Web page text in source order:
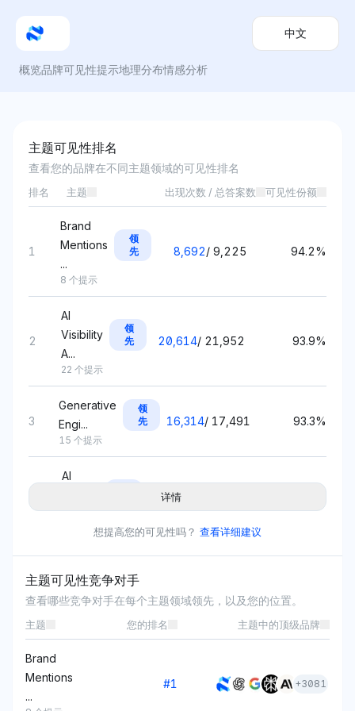
中文
概览品牌可见性提示地理分布情感分析
主题可见性排名
查看您的品牌在不同主题领域的可见性排名
排名 主题 出现次数 / 总答案数 可见性份额
1
Brand
Mentions
...
领
先
8 个提示
8,692/ 9,225 94.2%
2
AI
Visibility
A...
领
先
22 个提示
20,614/ 21,952 93.9%
3
Generative
Engi...
领
先
15 个提示
16,314/ 17,491 93.3%
AI
Optim...
8 个提示
8,395
5
D...
9 个提示
想提高您的可见性吗？ 查看详细建议
详情
主题可见性竞争对手
查看哪些竞争对手在每个主题领域领先，以及您的位置。
主题 您的排名 主题中的顶级品牌
Brand
Mentions
...
#1 +3081